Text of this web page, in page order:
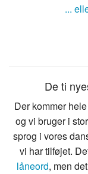
...
De ti
Der kommer
og vi bruger i
sprog i vores
vi har tilføjet.
låneord, men